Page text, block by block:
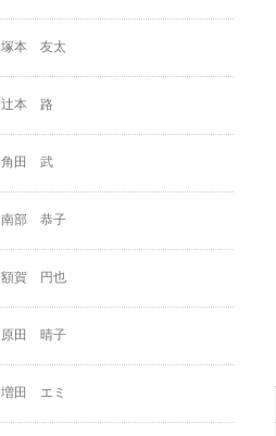
塚本 友太
辻本 路
角田 武
南部 恭子
額賀 円也
原田 晴子
増田 エミ